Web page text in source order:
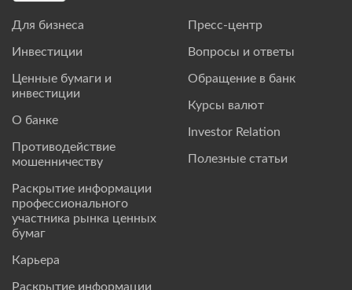
Для бизнеса
Инвестиции
Ценные бумаги и
инвестиции
О банке
Противодействие
мошенничеству
Раскрытие информации
профессионального
участника рынка ценных
бумаг
Карьера
Раскрытие информации
Пресс-центр
Вопросы и ответы
Обращение в банк
Курсы валют
Investor Relation
Полезные статьи